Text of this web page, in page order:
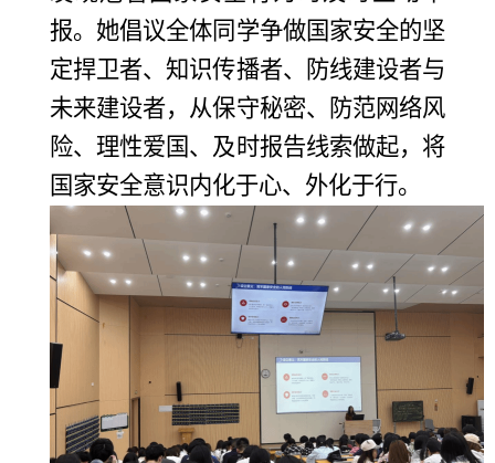
报。她倡议全体同学争做国家安全的坚
定捍卫者、知识传播者、防线建设者与
未来建设者，从保守秘密、防范网络风
险、理性爱国、及时报告线索做起，将
国家安全意识内化于心、外化于行。